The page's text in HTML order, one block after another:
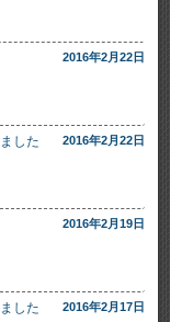
2016年2月22日
した 2016年2月22日
2016年2月19日
した 2016年2月17日